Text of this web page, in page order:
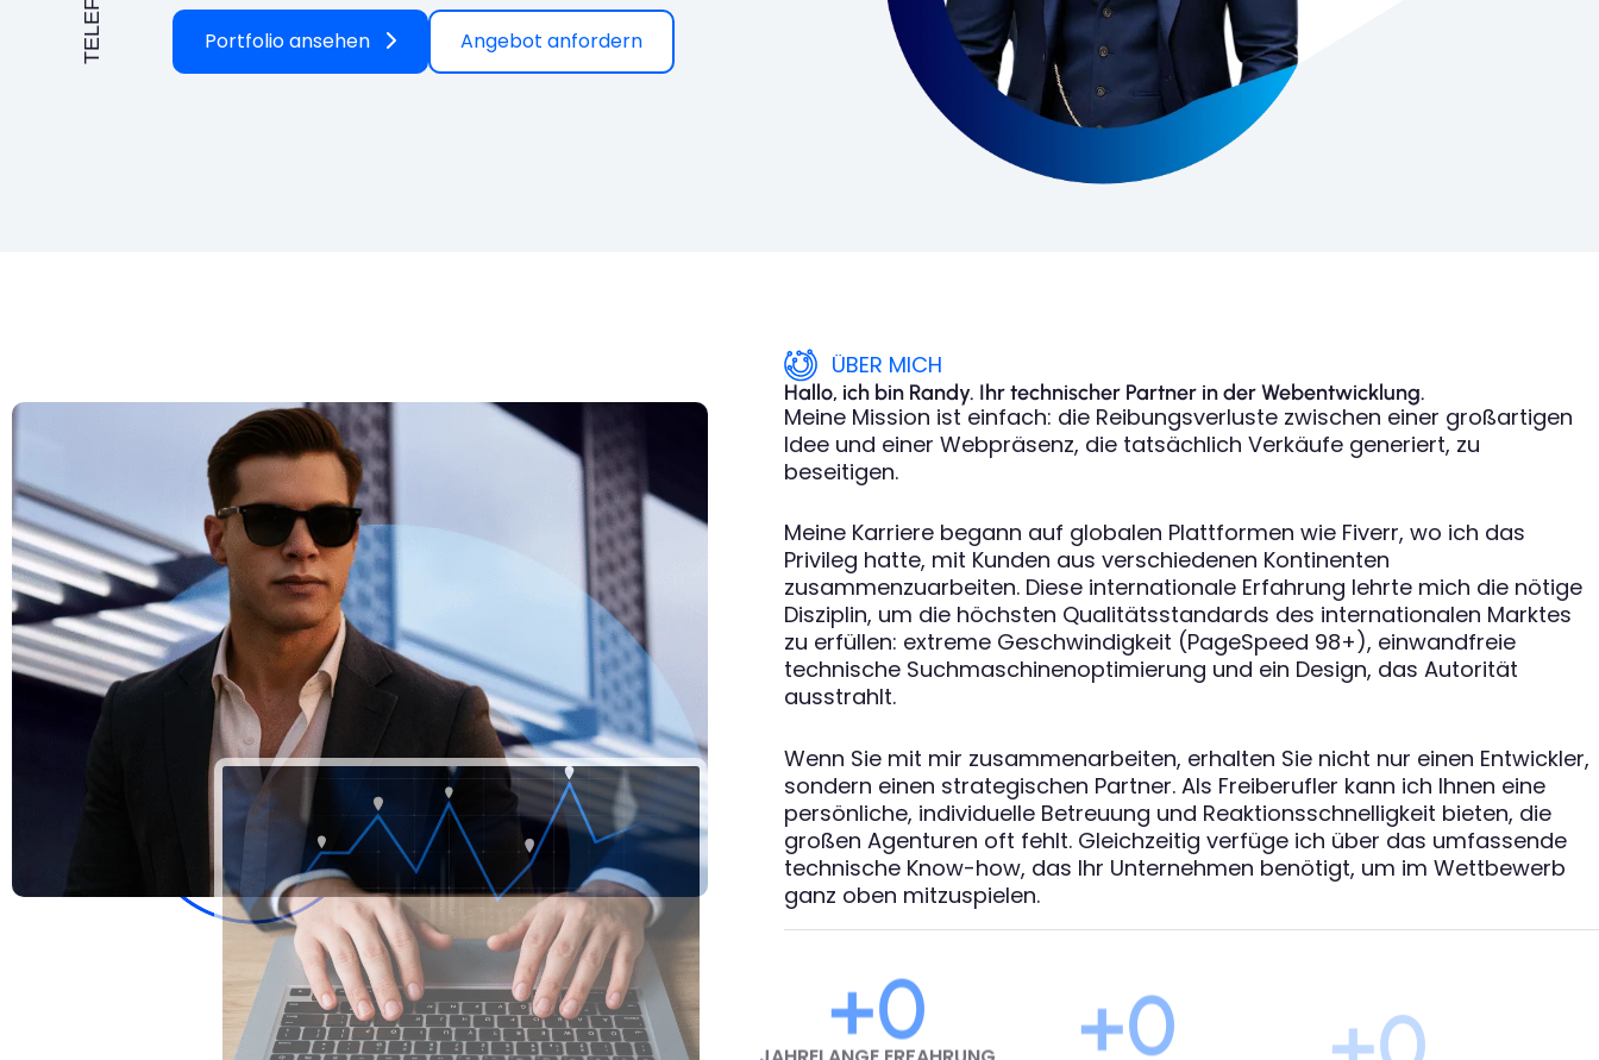
Portfolio ansehen Angebot anfordern
ÜBER MICH
Hallo, ich bin Randy. Ihr technischer Partner in der Webentwicklung.
Meine Mission ist einfach: die Reibungsverluste zwischen einer großartigen
Idee und einer Webpräsenz, die tatsächlich Verkäufe generiert, zu
beseitigen.
Meine Karriere begann auf globalen Plattformen wie Fiverr, wo ich das
Privileg hatte, mit Kunden aus verschiedenen Kontinenten
zusammenzuarbeiten. Diese internationale Erfahrung lehrte mich die nötige
Disziplin, um die höchsten Qualitätsstandards des internationalen Marktes
zu erfüllen: extreme Geschwindigkeit (PageSpeed ​​98+), einwandfreie
technische Suchmaschinenoptimierung und ein Design, das Autorität
ausstrahlt.
Wenn Sie mit mir zusammenarbeiten, erhalten Sie nicht nur einen Entwickler,
sondern einen strategischen Partner. Als Freiberufler kann ich Ihnen eine
persönliche, individuelle Betreuung und Reaktionsschnelligkeit bieten, die
großen Agenturen oft fehlt. Gleichzeitig verfüge ich über das umfassende
technische Know-how, das Ihr Unternehmen benötigt, um im Wettbewerb
ganz oben mitzuspielen.
JAHRELANGE ERFAHRUNG
+ 0 DURCHGEFÜHRTE PROJEKTE
0 5-STERNE-BEWERTUNGEN